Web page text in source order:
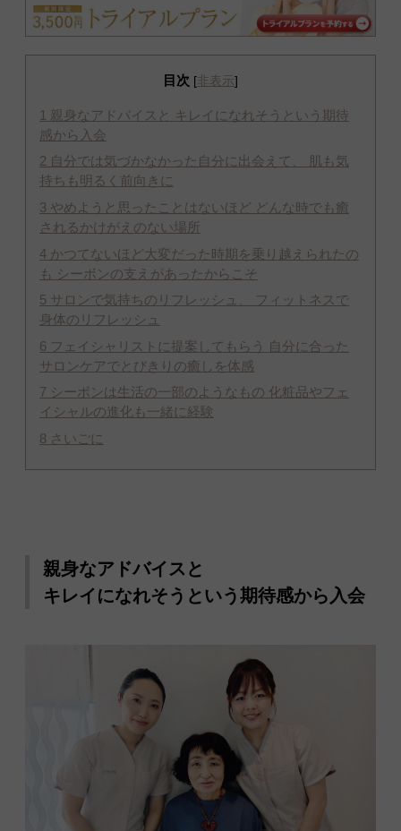
目次 [非表示]
1 親身なアドバイスと キレイになれそうという期待
感から入会
2 自分では気づかなかった自分に出会えて、 肌も気
持ちも明るく前向きに
3 やめようと思ったことはないほど どんな時でも癒
されるかけがえのない場所
4 かつてないほど大変だった時期を乗り越えられたの
も シーボンの支えがあったからこそ
5 サロンで気持ちのリフレッシュ、 フィットネスで
身体のリフレッシュ
6 フェイシャリストに提案してもらう 自分に合った
サロンケアでとびきりの癒しを体感
7 シーボンは生活の一部のようなもの 化粧品やフェ
イシャルの進化も一緒に経験
8 さいごに
親身なアドバイスと
キレイになれそうという期待感から入会